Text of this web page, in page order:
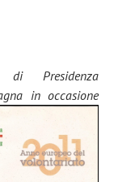
di Presidenza
in occasione